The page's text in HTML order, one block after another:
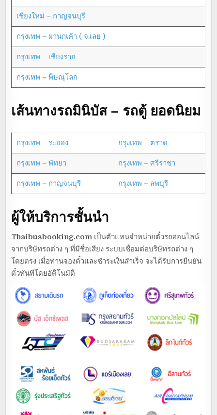
เชียงใหม่ – กาญจนบุรี
กรุงเทพ – ผานกเค้า ( จ.เลย )
กรุงเทพ – เชียงราย
กรุงเทพ – พิษณุโลก
เส้นทางรถมินิบัส – รถตู้ ยอดนิยม
กรุงเทพ – ระยอง กรุงเทพ – ตราด
กรุงเทพ – พัทยา กรุงเทพ – ศรีราชา
กรุงเทพ – กาญจนบุรี กรุงเทพ – ลพบุรี
ผู้ให้บริการชั้นนำ
Thaibusbooking.com เป็นตัวแทนจำหน่ายตั๋วรถออนไลน์
จากบริษัทรถต่าง ๆ ที่มีชื่อเสียง ระบบเชื่อมต่อบริษัทรถต่าง ๆ
โดยตรง เมื่อท่านจองตั๋วและชำระเงินสำเร็จ จะได้รับการยืนยัน
ตั๋วทันทีโดยอัติโนมัติ